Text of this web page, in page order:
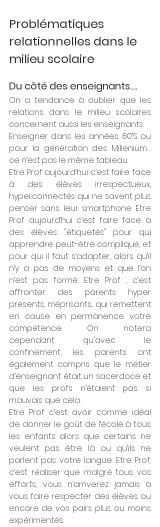
Problématiques
relationnelles dans le
milieu scolaire
Du côté des enseignants….
On a tendance à oublier que les
relations dans le milieu scolaires
concernent aussi les enseignants.
Enseigner dans les années 80’S ou
pour la génération des Millenium….
ce n’est pas le même tableau.
Etre Prof aujourd’hui c’est faire face
à des élèves irrespectueux,
hyperconnectés qui ne savent plus
penser sans leur smartphone. Etre
Prof aujourd’hui c’est faire face à
des élèves "étiquetés" pour qui
apprendre peut-être compliqué, et
pour qui il faut s’adapter, alors qu’il
n’y a pas de moyens et que l’on
n’est pas formé. Etre Prof , c’est
affronter des parents hyper
présents, méprisants, qui remettent
en cause en permanence votre
compétence. On notera
cependant qu'avec le
confinement, les parents ont
également compris que le métier
d’enseignant était un sacerdoce et
que les profs n’étaient pas si
mauvais que cela.
Etre Prof c’est avoir comme idéal
de donner le goût de l’école à tous
les enfants alors que certains ne
veulent pas être là ou qu’ils ne
parlent pas votre langue. Etre Prof,
c’est réaliser que malgré tous vos
efforts, vous n’arriverez jamais à
vous faire respecter des élèves ou
encore de vos pairs plus ou moins
expérimentés.